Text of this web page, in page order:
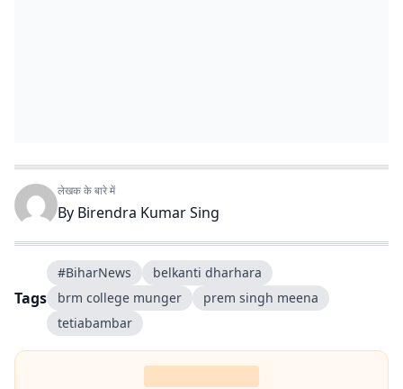
लेखक के बारे में
By Birendra Kumar Sing
Tags
#BiharNews
belkanti dharhara
brm college munger
prem singh meena
tetiabambar